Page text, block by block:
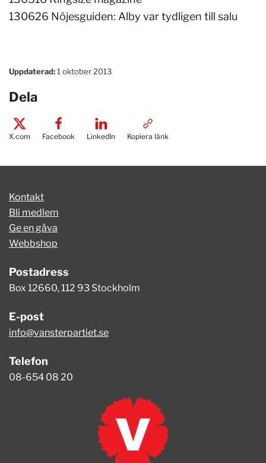
130626 Nöjesguiden: Alby var tydligen till salu
Uppdaterad:1 oktober 2013
Dela
X.com Facebook LinkedIn Kopiera länk
Kontakt
Bli medlem
Ge en gåva
Webbshop
Postadress
Box 12660, 112 93 Stockholm
E-post
info@vansterpartiet.se
Telefon
08-654 08 20